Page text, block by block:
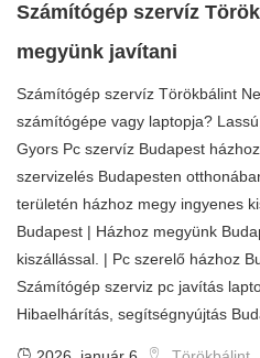
Számítógép szervíz
megyünk javítani
Számítógép szervíz Törökbálint
számítógépe vagy laptopja?
Gyors Pc szervíz Budapest
szervizelés Budapesten
területén házhoz megy ingyenes
Budapest | Házhoz megyünk
kiszállással. | Pc szerelő házhoz
Számítógép szerviz pc javítás
Hibaelhárítás, segítségnyújtás